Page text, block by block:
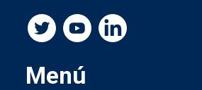
Menú